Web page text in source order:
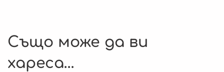
Също може да ви
хареса…